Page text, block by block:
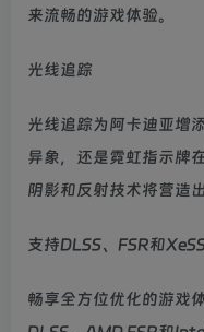
来流畅的游戏体验。
光线追踪
光线追踪为阿卡迪亚增
异象，还是霓虹指示牌
阴影和反射技术将营造
支持DLSS、FSR和
畅享全方位优化的游戏